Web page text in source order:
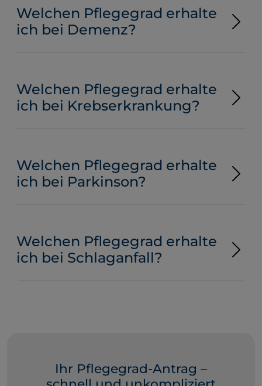
Welchen Pflegegrad erhalte
ich bei Demenz?
Welchen Pflegegrad erhalte
ich bei Krebserkrankung?
Welchen Pflegegrad erhalte
ich bei Parkinson?
Welchen Pflegegrad erhalte
ich bei Schlaganfall?
Ihr Pflegegrad-Antrag –